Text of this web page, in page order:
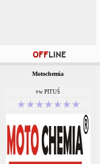
Motochemia
vw PITUŚ